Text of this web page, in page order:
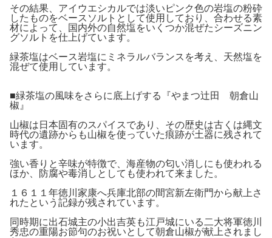
その結果、アイウエシカルでは淡いピンク色の岩塩の粉砕
したものをベースソルトとして使用しており、合わせる素
材によって、国内外の自然塩をいくつか混ぜたシーズニン
グソルトを仕上げています。
緑茶塩はベース岩塩にミネラルバランスを考え、天然塩を
混ぜて使用しています。
■緑茶塩の風味をさらに底上げする『やまつ辻田 朝倉山
椒』
山椒は日本固有のスパイスであり、その歴史は古くは縄文
時代の遺跡からも山椒を使っていた痕跡が土器に残されて
います。
強い香りと辛味が特徴で、海産物の匂い消しにも使われる
ほか、防腐や毒消しとしても使われて来ました。
１６１１年徳川家康へ兵庫北部の間宮新左衛門から献上さ
れたという記録が残されています。
同時期に出石城主の小出吉英も江戸城にいる二大将軍徳川
秀忠の重陽お節句のお祝いとして朝倉山椒が献上されまし